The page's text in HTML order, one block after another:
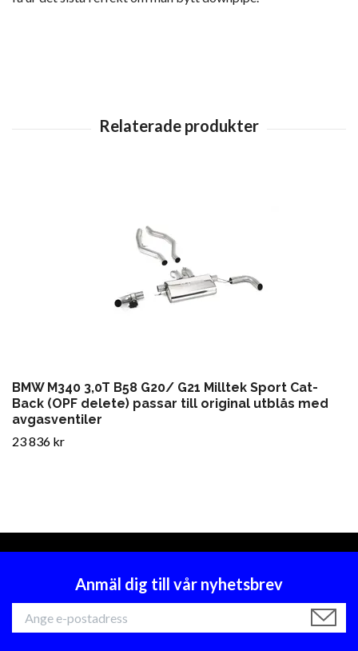
BMW M340 3,0T B58 G20/ G21 Milltek Sport Cat-
Back (OPF delete) passar till original utblås med
avgasventiler
23 836 kr
Anmäl dig till vår nyhetsbrev